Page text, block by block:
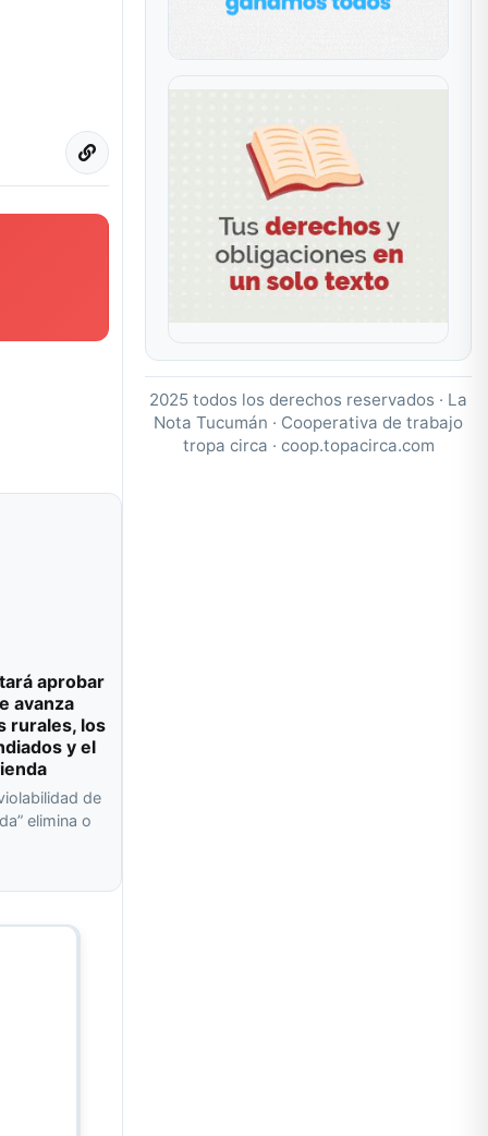
aprobar
avanza
rurales, los
y el
de
elimina o
2025 todos los derechos reservados · La
Nota Tucumán · Cooperativa de trabajo
tropa circa · coop.topacirca.com